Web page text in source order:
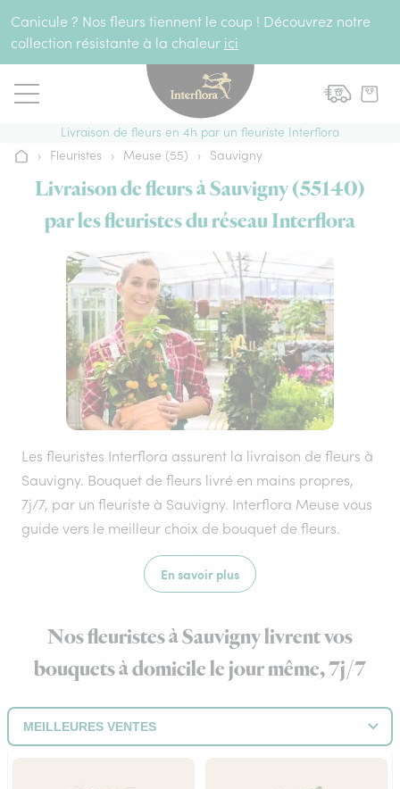
Canicule ? Nos fleurs tiennent le coup ! Découvrez notre
collection résistante à la chaleur ici
Livraison de fleurs en 4h par un fleuriste Interflora
Accueil
› Fleuristes › Meuse (55) › Sauvigny
Livraison de fleurs à Sauvigny (55140)
par les fleuristes du réseau Interflora
Les fleuristes Interflora assurent la livraison de fleurs à
Sauvigny. Bouquet de fleurs livré en mains propres,
7j/7, par un fleuriste à Sauvigny. Interflora Meuse vous
guide vers le meilleur choix de bouquet de fleurs.
En savoir plus
Nos fleuristes à Sauvigny livrent vos
bouquets à domicile le jour même, 7j/7